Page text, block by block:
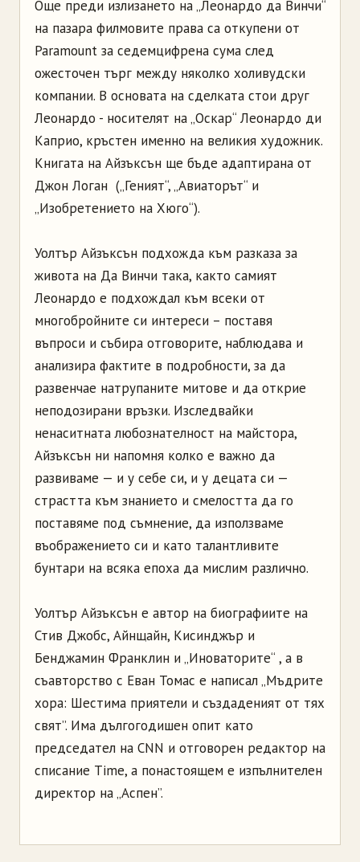
Още преди излизането на „Леонардо да Винчи“
на пазара филмовите права са откупени от
Paramount за седемцифрена сума след
ожесточен търг между няколко холивудски
компании. В основата на сделката стои друг
Леонардо - носителят на „Оскар“ Леонардо ди
Каприо, кръстен именно на великия художник.
Книгата на Айзъксън ще бъде адаптирана от
Джон Логан („Геният“, „Авиаторът“ и
„Изобретението на Хюго“).
Уолтър Айзъксън подхожда към разказа за
живота на Да Винчи така, както самият
Леонардо е подхождал към всеки от
многобройните си интереси – поставя
въпроси и събира отговорите, наблюдава и
анализира фактите в подробности, за да
развенчае натрупаните митове и да открие
неподозирани връзки. Изследвайки
ненаситната любознателност на майстора,
Айзъксън ни напомня колко е важно да
развиваме — и у себе си, и у децата си —
страстта към знанието и смелостта да го
поставяме под съмнение, да използваме
въображението си и като талантливите
бунтари на всяка епоха да мислим различно.
Уолтър Айзъксън е автор на биографиите на
Стив Джобс, Айнщайн, Кисинджър и
Бенджамин Франклин и „Иноваторите“ , а в
съавторство с Еван Томас е написал „Мъдрите
хора: Шестима приятели и създаденият от тях
свят”. Има дългогодишен опит като
председател на CNN и отговорен редактор на
списание Time, а понастоящем е изпълнителен
директор на „Аспен”.